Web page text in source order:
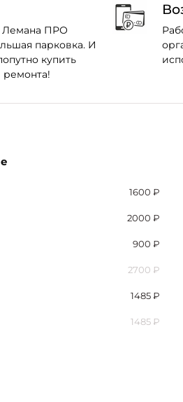
Лемана ПРО
парковка. И
купить
ремонта!
1600 ₽
2000 ₽
900 ₽
2700 ₽
1485₽
1485 ₽